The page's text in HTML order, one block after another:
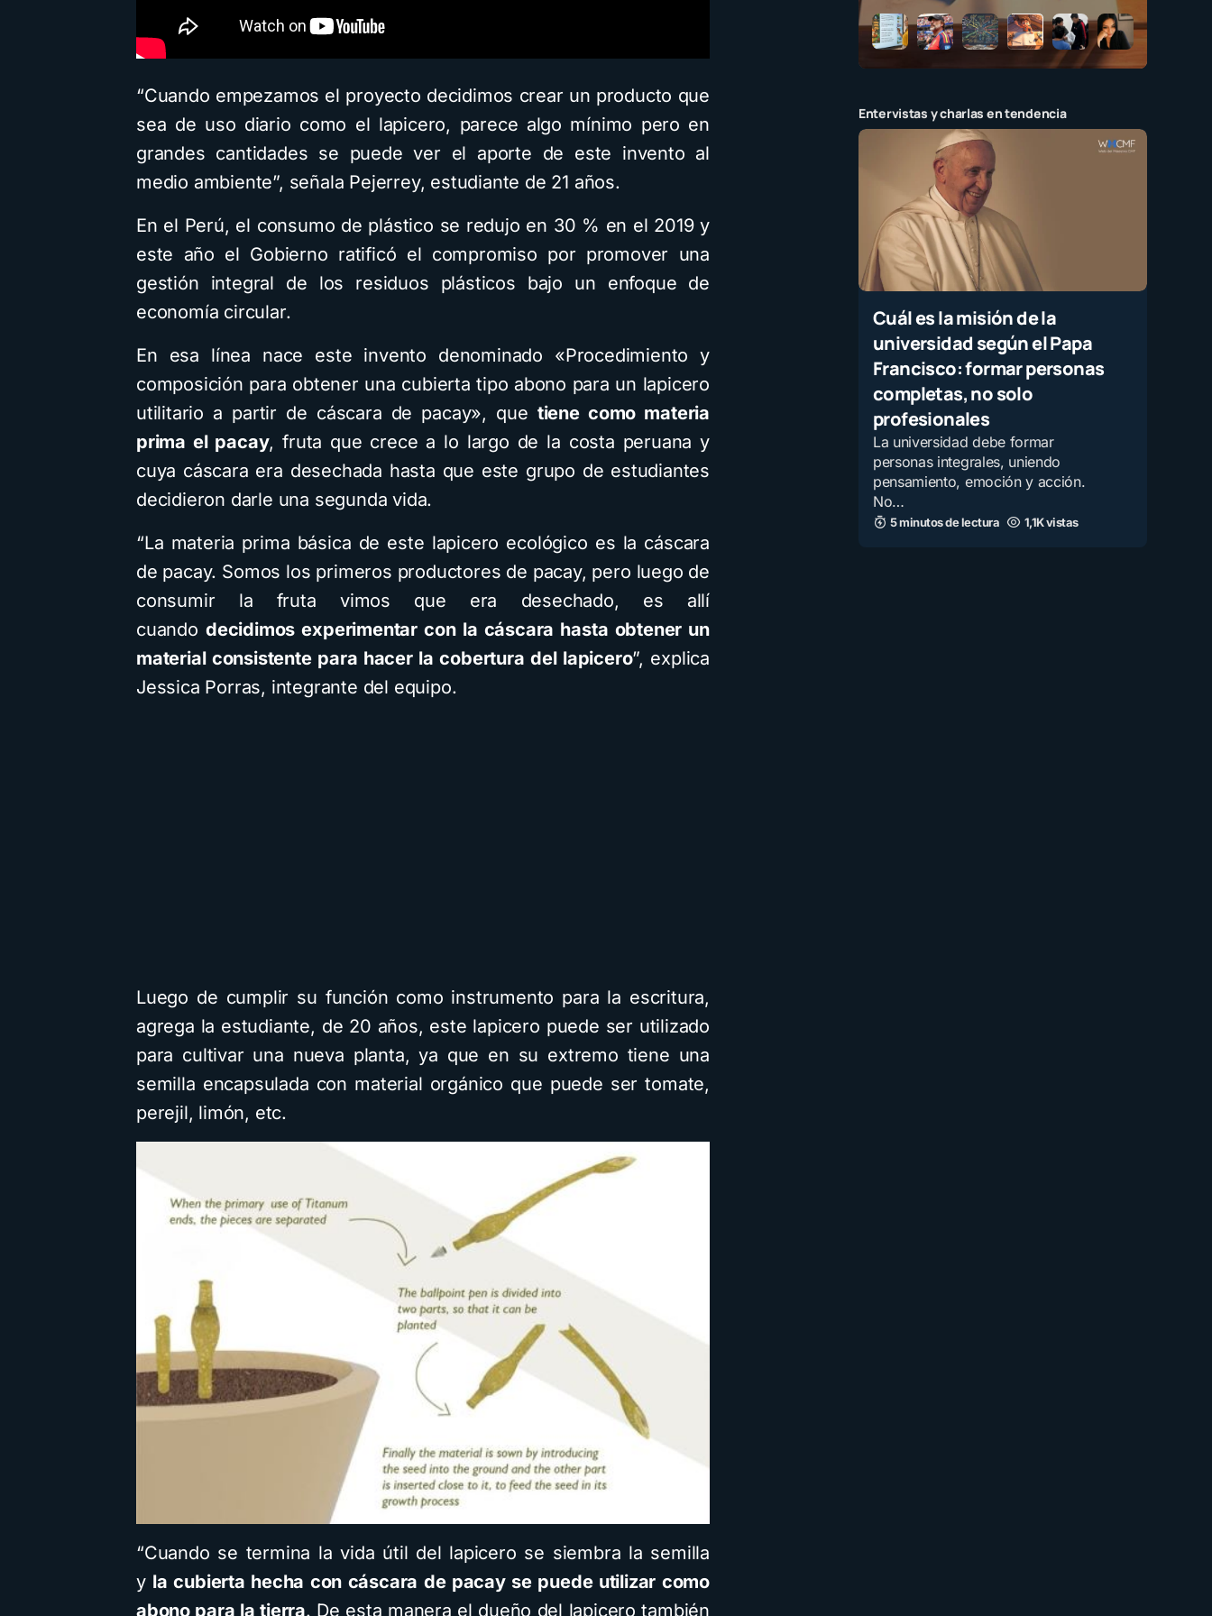
“Cuando empezamos el proyecto decidimos crear un producto que
sea de uso diario como el lapicero, parece algo mínimo pero en
grandes cantidades se puede ver el aporte de este invento al
medio ambiente”, señala Pejerrey, estudiante de 21 años.
En el Perú, el consumo de plástico se redujo en 30 % en el 2019 y
este año el Gobierno ratificó el compromiso por promover una
gestión integral de los residuos plásticos bajo un enfoque de
economía circular.
En esa línea nace este invento denominado «Procedimiento y
composición para obtener una cubierta tipo abono para un lapicero
utilitario a partir de cáscara de pacay», que tiene como materia
prima el pacay, fruta que crece a lo largo de la costa peruana y
cuya cáscara era desechada hasta que este grupo de estudiantes
decidieron darle una segunda vida.
“La materia prima básica de este lapicero ecológico es la cáscara
de pacay. Somos los primeros productores de pacay, pero luego de
consumir la fruta vimos que era desechado, es allí
cuando decidimos experimentar con la cáscara hasta obtener un
material consistente para hacer la cobertura del lapicero”, explica
Jessica Porras, integrante del equipo.
Luego de cumplir su función como instrumento para la escritura,
agrega la estudiante, de 20 años, este lapicero puede ser utilizado
para cultivar una nueva planta, ya que en su extremo tiene una
semilla encapsulada con material orgánico que puede ser tomate,
perejil, limón, etc.
“Cuando se termina la vida útil del lapicero se siembra la semilla
y la cubierta hecha con cáscara de pacay se puede utilizar como
abono para la tierra. De esta manera el dueño del lapicero también
Entervistas y charlas en tendencia
Cuál es la misión de la
universidad según el Papa
Francisco: formar personas
completas, no solo
profesionales
La universidad debe formar
personas integrales, uniendo
pensamiento, emoción y acción.
No…
5 minutos de lectura 1,1K vistas